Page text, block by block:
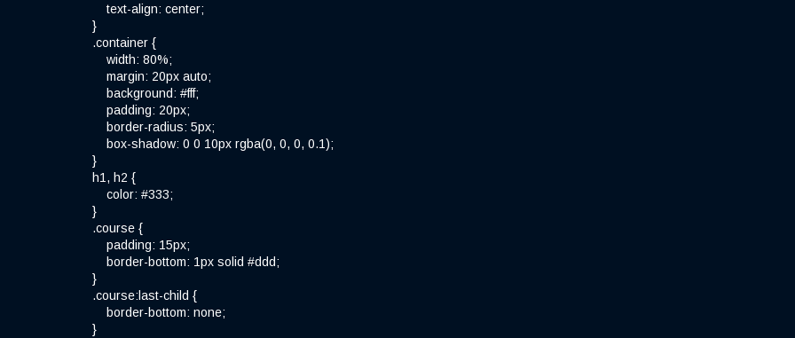
text-align: center;
}
.container {
width: 80%;
margin: 20px auto;
background: #fff;
padding: 20px;
border-radius: 5px;
box-shadow: 0 0 10px rgba(0, 0, 0, 0.1);
}
h1, h2 {
color: #333;
}
.course {
padding: 15px;
border-bottom: 1px solid #ddd;
}
.course:last-child {
border-bottom: none;
}